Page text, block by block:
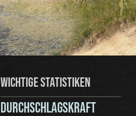
WICHTIGE STATISTIKEN
DURCHSCHLAGSKRAFT